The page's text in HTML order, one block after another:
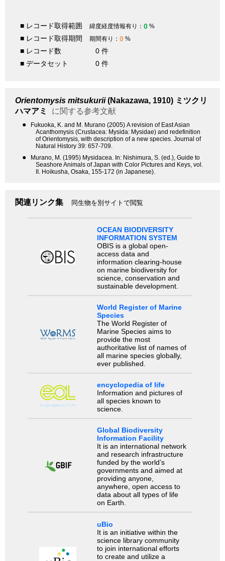
■ レコード取得範囲 緯度経度情報有り： 0 %
■ レコード取得期間 期間有り： 0 %
■ レコード数
0 件
■ データセット
0 件
Orientomysis mitsukurii(Nakazawa, 1910) ミツクリ
ハマアミ
に関する参考文献
●
Fukuoka, K. and M. Murano (2005) A revision of East Asian
Acanthomysis (Crustacea: Mysida: Mysidae) and redefinition
of Orientomysis, with description of a new species. Journal of
Natural History 39: 657-709.
●
Murano, M. (1995) Mysidacea. In: Nishimura, S. (ed.), Guide to
Seashore Animals of Japan with Color Pictures and Keys, vol.
II. Hoikusha, Osaka, 155-172 (in Japanese).
関連リンク集 同生物を別サイトで閲覧
OCEAN BIODIVERSITY
INFORMATION SYSTEM
OBIS is a global open-
access data and
information clearing-house
on marine biodiversity for
science, conservation and
sustainable development.
World Register of Marine
Species
The World Register of
Marine Species aims to
provide the most
authoritative list of names of
all marine species globally,
ever published.
encyclopedia of life
Information and pictures of
all species known to
science.
Global Biodiversity
Information Facility
It is an international network
and research infrastructure
funded by the world’s
governments and aimed at
providing anyone,
anywhere, open access to
data about all types of life
on Earth.
uBio
It is an initiative within the
science library community
to join international efforts
to create and utilize a